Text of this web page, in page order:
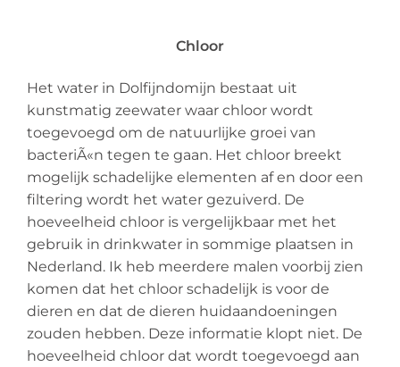
Chloor
Het water in Dolfijndomijn bestaat uit
kunstmatig zeewater waar chloor wordt
toegevoegd om de natuurlijke groei van
bacteriÃ«n tegen te gaan. Het chloor breekt
mogelijk schadelijke elementen af en door een
filtering wordt het water gezuiverd. De
hoeveelheid chloor is vergelijkbaar met het
gebruik in drinkwater in sommige plaatsen in
Nederland. Ik heb meerdere malen voorbij zien
komen dat het chloor schadelijk is voor de
dieren en dat de dieren huidaandoeningen
zouden hebben. Deze informatie klopt niet. De
hoeveelheid chloor dat wordt toegevoegd aan